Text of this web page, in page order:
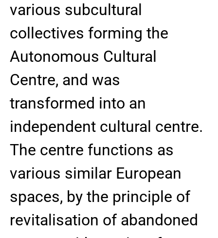
various subcultural
collectives forming the
Autonomous Cultural
Centre, and was
transformed into an
independent cultural centre.
The centre functions as
various similar European
spaces, by the principle of
revitalisation of abandoned